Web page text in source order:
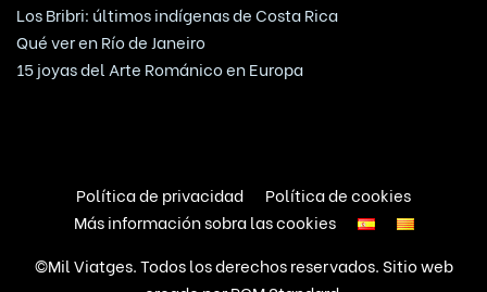
Los Bribri: últimos indígenas de Costa Rica
Qué ver en Río de Janeiro
15 joyas del Arte Románico en Europa
Política de privacidad
Política de cookies
Más información sobra las cookies
©Mil Viatges. Todos los derechos reservados. Sitio web